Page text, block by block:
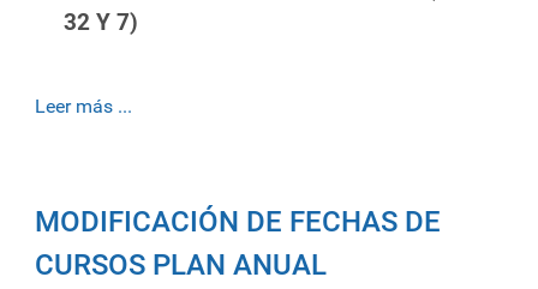
32 Y 7)
Leer más ...
MODIFICACIÓN DE FECHAS DE
CURSOS PLAN ANUAL